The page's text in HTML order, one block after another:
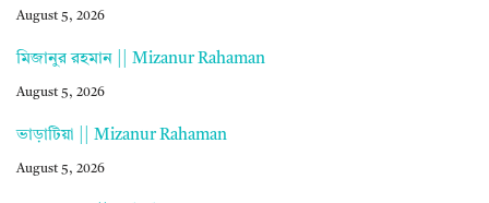
August 5, 2026
মিজানুর রহমান || Mizanur Rahaman
August 5, 2026
ভাড়াটিয়া || Mizanur Rahaman
August 5, 2026